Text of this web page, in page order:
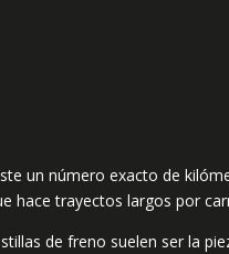
un número exacto de
hace trayectos largos por
de freno suelen ser la